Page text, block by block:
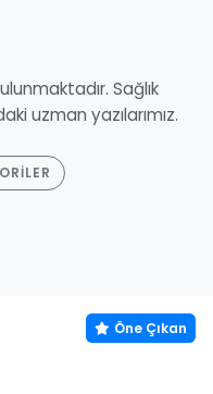
Sağlık
uzman yazılarımız.
Öne Çıkan
Öne Çıkan